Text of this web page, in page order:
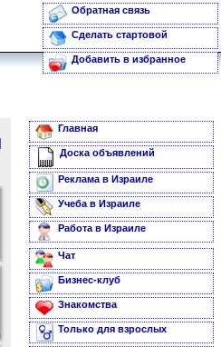
Обратная связь
Сделать стартовой
Добавить в избранное
Главная
Доска объявлений
Реклама в Израиле
Учеба в Израиле
Работа в Израиле
Чат
Бизнес-клуб
Знакомства
Только для взрослых